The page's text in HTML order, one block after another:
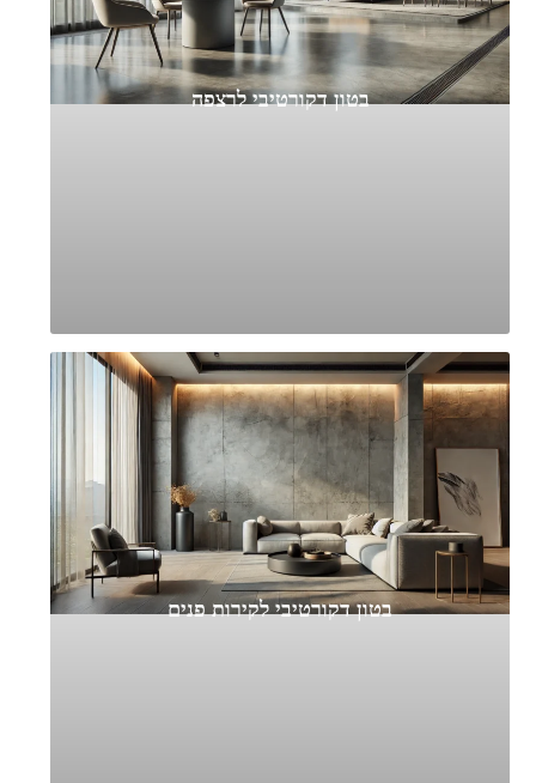
בטון דקורטיבי לרצפה
בטון דקורטיבי לקירות פנים